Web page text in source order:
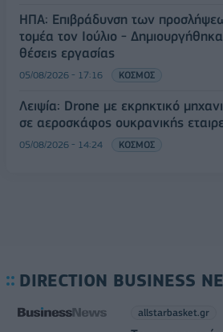
ΗΠΑ: Επιβράδυνση των
τομέα τον Ιούλιο -
θέσεις εργασίας
05/08/2026 - 17:16 ΚΟΣΜΟΣ
Λειψία: Drone με εκρηκτικό
σε αεροσκάφος ουκρανικής
05/08/2026 - 14:24 ΚΟΣΜΟΣ
DIRECTION BUSINESS
allstarbasket.gr